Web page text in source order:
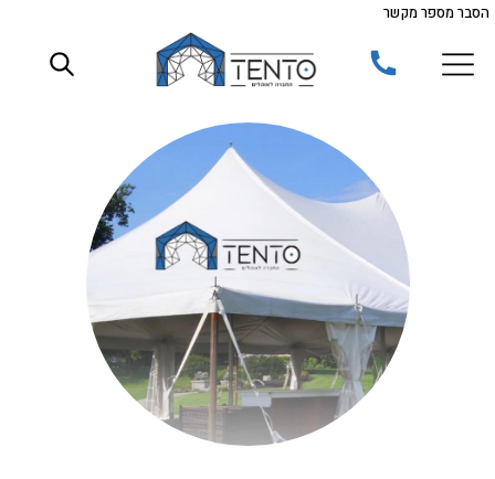
דילוג
לתוכן
הסבר מספר מקשר